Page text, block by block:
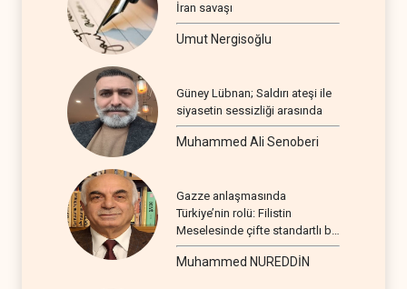
İran savaşı
Umut Nergisoğlu
Güney Lübnan; Saldırı ateşi ile
siyasetin sessizliği arasında
Muhammed Ali Senoberi
Gazze anlaşmasında
Türkiye’nin rolü: Filistin
Meselesinde çifte standartlı bir
seyir
Muhammed NUREDDİN